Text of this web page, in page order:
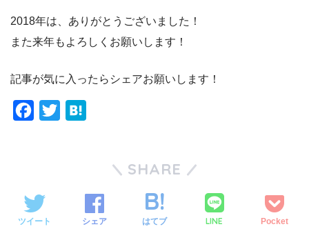
2018年は、ありがとうございました！
また来年もよろしくお願いします！
記事が気に入ったらシェアお願いします！
b
o
n
a
SHARE
ツイート シェア はてブ LINE Pocket